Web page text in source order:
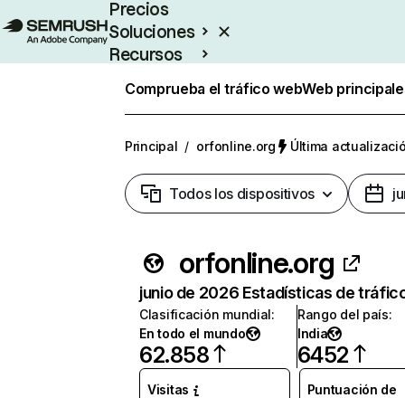
Precios
Soluciones
Recursos
Comprueba el tráfico webWeb
Principal / orfonline.org Última
Todos los dispositivos
orfonline.org
junio de 2026 Estadísticas de
Clasificación mundial:
En todo el mundo
62.858
Rango del país:
India
6452
Visitas
Puntuación de